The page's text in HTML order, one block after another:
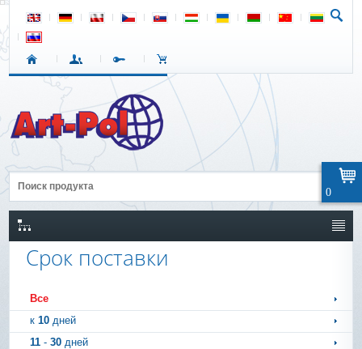
Срок поставки
Все
к10дней
11 -30 дней
0